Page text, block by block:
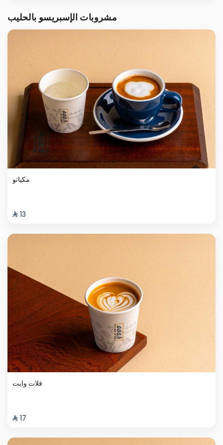
مشروبات الإسبريسو بالحليب
مكياتو
⁨⁦‪‬ 13⁩
فلات وايت
⁨⁦‪‬ 17⁩